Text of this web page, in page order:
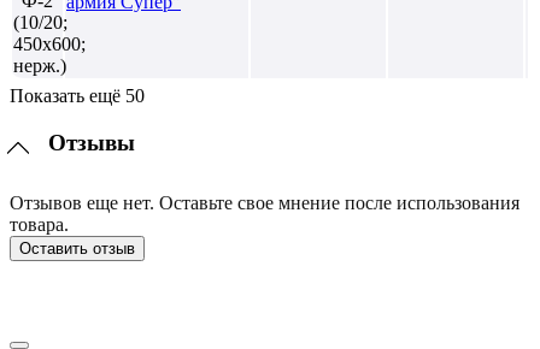
Показать ещё 50
Отзывы
Отзывов еще нет. Оставьте свое мнение после использования
товара.
Оставить отзыв